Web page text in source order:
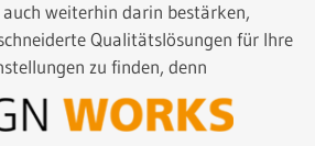
weiterhin darin bestärken,
Qualitätslösungen für Ihre
zu finden, denn